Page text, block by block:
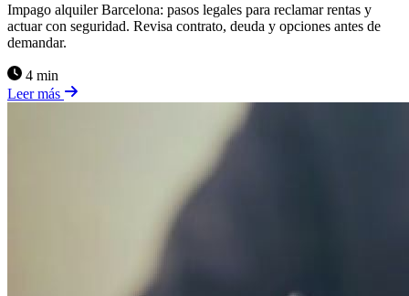
Impago alquiler Barcelona: pasos legales para reclamar rentas y
actuar con seguridad. Revisa contrato, deuda y opciones antes de
demandar.
4 min
Leer más